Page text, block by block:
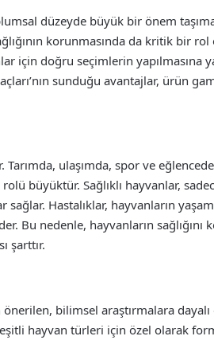
düzeyde büyük bir önem
korunmasında da kritik bir rol
için doğru seçimlerin yapılmasına
sunduğu avantajlar, ürün
Tarımda, ulaşımda, spor ve
büyüktür. Sağlıklı hayvanlar,
Hastalıklar, hayvanların
Bu nedenle, hayvanların sağlığını
şarttır.
bilimsel araştırmalara
hayvan türleri için özel olarak